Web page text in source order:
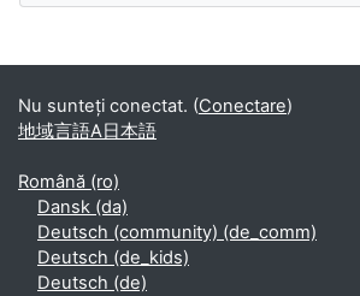
Supplementary blocks
Nu sunteți conectat. (Conectare)
地域言語A日本語
Română ‎(ro)‎
Dansk ‎(da)‎
Deutsch (community) ‎(de_comm)‎
Deutsch ‎(de_kids)‎
Deutsch ‎(de)‎